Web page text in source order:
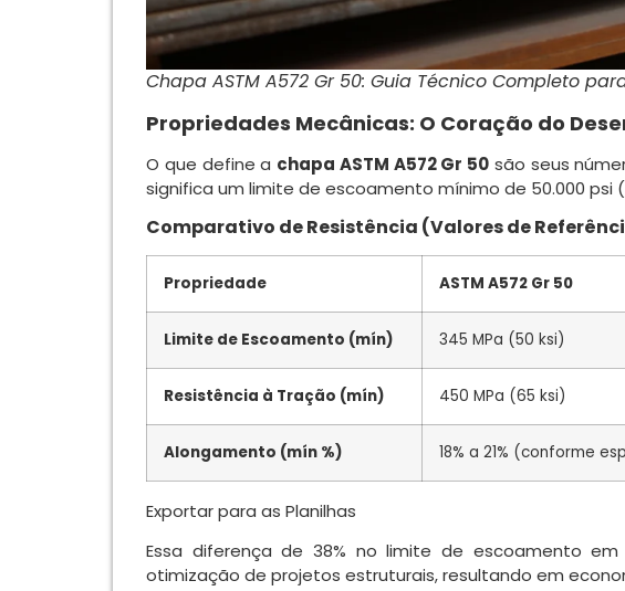
Chapa ASTM A572 Gr 50: Guia Técnico Completo
Propriedades Mecânicas: O Coração do
O que define a chapa ASTM A572 Gr 50 são seus
significa um limite de escoamento mínimo de 50.000 psi
Comparativo de Resistência (Valores de
Propriedade ASTM A572 Gr 50
Limite de Escoamento (mín) 345 MPa (50 ksi)
Resistência à Tração (mín) 450 MPa (65 ksi)
Alongamento (mín %) 18% a 21% (conforme
Exportar para as Planilhas
Essa diferença de 38% no limite de escoamento
otimização de projetos estruturais, resultando em